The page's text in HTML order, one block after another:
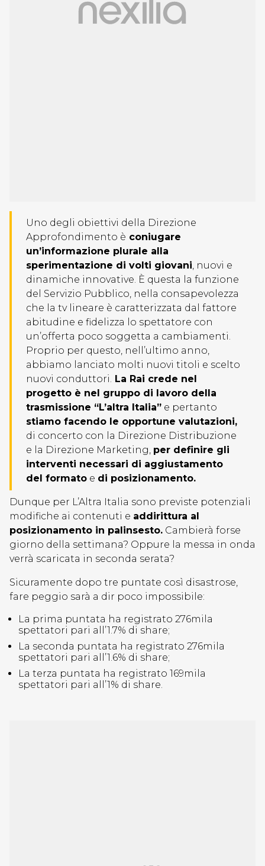
Uno degli obiettivi della Direzione
Approfondimento è coniugare
un’informazione plurale alla
sperimentazione di volti giovani, nuovi e
dinamiche innovative. È questa la funzione
del Servizio Pubblico, nella consapevolezza
che la tv lineare è caratterizzata dal fattore
abitudine e fidelizza lo spettatore con
un’offerta poco soggetta a cambiamenti.
Proprio per questo, nell’ultimo anno,
abbiamo lanciato molti nuovi titoli e scelto
nuovi conduttori. La Rai crede nel
progetto è nel gruppo di lavoro della
trasmissione “L’altra Italia” e pertanto
stiamo facendo le opportune valutazioni,
di concerto con la Direzione Distribuzione
e la Direzione Marketing, per definire gli
interventi necessari di aggiustamento
del formato e di posizionamento.
Dunque per L’Altra Italia sono previste potenziali
modifiche ai contenuti e addirittura al
posizionamento in palinsesto. Cambierà forse
giorno della settimana? Oppure la messa in onda
verrà scaricata in seconda serata?
Sicuramente dopo tre puntate così disastrose,
fare peggio sarà a dir poco impossibile:
La prima puntata ha registrato 276mila
spettatori pari all’1.7% di share;
La seconda puntata ha registrato 276mila
spettatori pari all’1.6% di share;
La terza puntata ha registrato 169mila
spettatori pari all’1% di share.